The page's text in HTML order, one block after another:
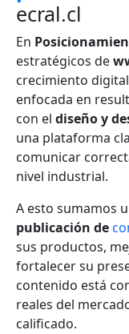
ecral.cl
En
estratégicos de
crecimiento
enfocada en
con el diseño y
una plataforma
comunicar
nivel industrial.
A esto sumamos
publicación de
sus productos,
fortalecer su
contenido está
reales del
calificado.